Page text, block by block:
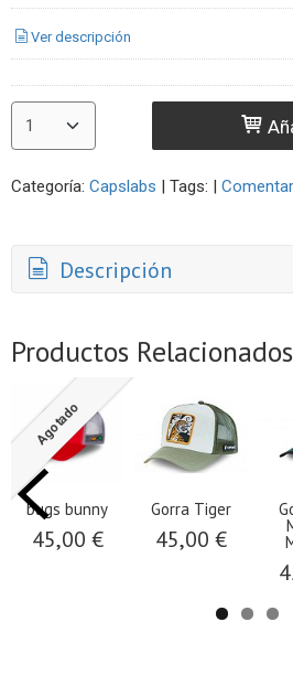
Ver descripción
Categoría: Capslabs | Tags: |
Descripción
Productos Relacionados
Agotado
bugs bunny
45,00 €
Gorra Tiger
45,00 €